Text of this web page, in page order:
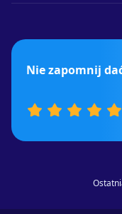
Nie zapomnij